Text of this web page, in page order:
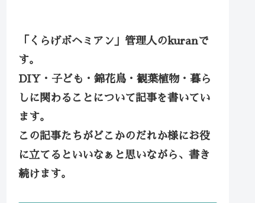
「くらげボヘミアン」管理人のkuranで
す。
DIY・子ども・錦花鳥・観葉植物・暮ら
しに関わることについて記事を書いてい
ます。
この記事たちがどこかのだれか様にお役
に立てるといいなぁと思いながら、書き
続けます。